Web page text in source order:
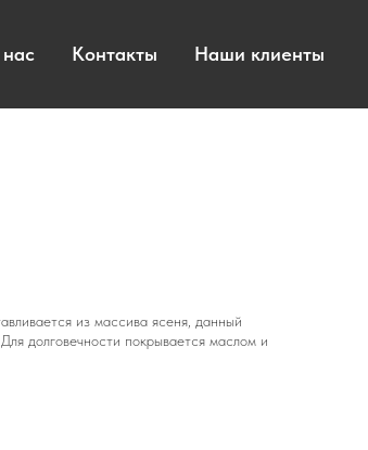
Контакты Наши клиенты
из массива ясеня, данный
долговечности покрывается маслом и